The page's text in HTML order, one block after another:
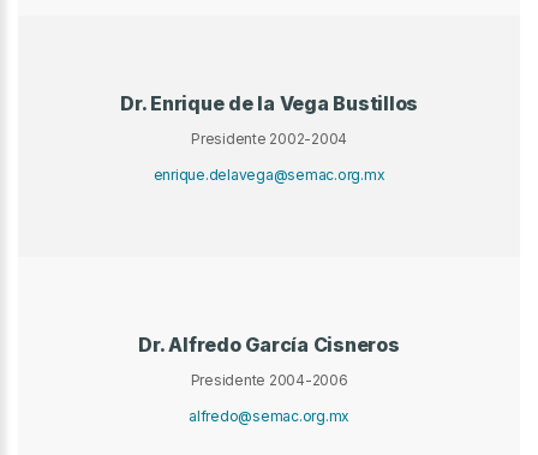
Dr. Enrique de la Vega Bustillos
Presidente 2002-2004
enrique.delavega@semac.org.mx
Dr. Alfredo García Cisneros
Presidente 2004-2006
alfredo@semac.org.mx